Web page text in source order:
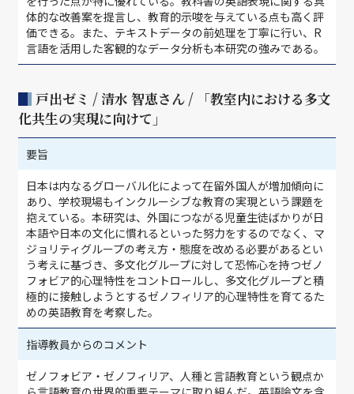
体的な改善案を提言し、教育的示唆を与えている点も高く評
価できる。また、テキストデータの前処理を丁寧に行い、R
言語を活用した客観的なデータ分析も本研究の強みである。
戸出ゼミ / 清水 智恵さん / 「教室内における多文
化共生の実現に向けて」
要旨
日本は内なるグローバル化によって在留外国人が増加傾向に
あり、学校現場もインクルーシブな教育の実現という課題を
抱えている。本研究は、外国につながる児童生徒ばかりが日
本語や日本の文化に慣れるといった努力をするのでなく、マ
ジョリティグループの考え方・態度を改める必要があるとい
う考えに基づき、多文化グループに対して恐怖心を持つゼノ
フォビア的心理特性をコントロールし、多文化グループと積
極的に接触しようとするゼノフィリア的心理特性を育てるた
めの英語教育を考察した。
指導教員からのコメント
ゼノフォビア・ゼノフィリア、人種と言語教育という観点か